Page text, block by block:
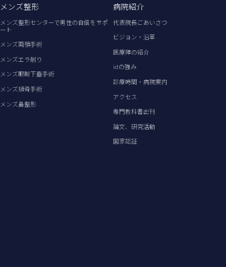
メンズ整形
メンズ整形センターで男性の自信をサポ
ート
メンズ両顎手術
メンズエラ削り
メンズ眼瞼下垂手術
メンズ頬骨手術
メンズ鼻整形
病院紹介
代表院長ごあいさつ
ビジョン・沿革
医療陣の紹介
idの強み
診療時間・病院案内
アクセス
専門教科書出刊
論文、研究活動
国家認証